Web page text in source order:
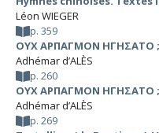
Léon WIEGER
p. 359
ΟΥΧ ΑΡΠΑΓΜΟΝ ΗΓΗΣΑΤΟ ;
Adhémar d’ALÈS
p. 260
ΟΥΧ ΑΡΠΑΓΜΟΝ ΗΓΗΣΑΤΟ ;
Adhémar d’ALÈS
p. 269